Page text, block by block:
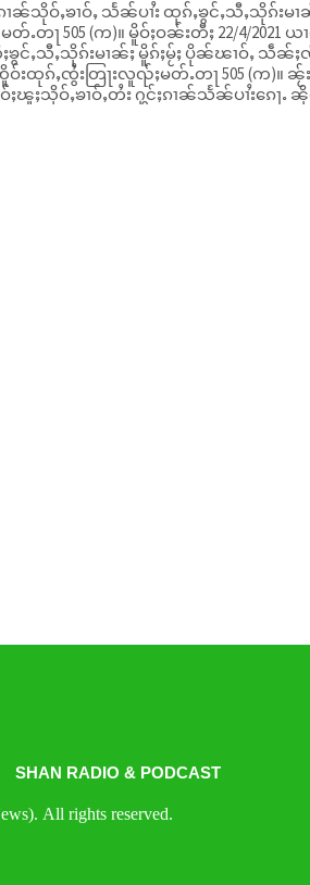
ၢၼ်သိုဝ်ႇၶၢဝ်ႇ သႅၼ်ပၢႆး ထုၵ်ႇၶွင်ႇသီႇသိုၵ်းမ
မိူဝ်ႈဝၼ်းတီႈ 22/4/2021 ယၢမ်းၵၢင်ၶမ်ႈ ၼႂ်း
ၶွင်ႇသီႇသိုၵ်းမၢၼ်ႈ မိူၵ်ႈမႂ်ႈ ပိုၼ်ၽၢဝ်ႇ သဵၼ်
းထုၵ်ႇၸွႆးတြႃးလူၺ်ႈမတ်ႉတႃ 505 (က)။ ၼႂ်
ႈသိုဝ်ႇၶၢဝ်ႇတႆး ႁွင်ႈၵၢၼ်သႅၼ်ပၢႆးၵေႃႉ ၼို
SHAN RADIO & PODCAST
All rights reserved.